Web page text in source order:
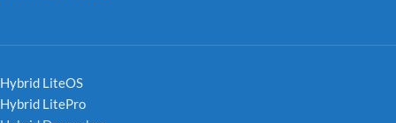
Hybrid LiteOS
Hybrid LitePro